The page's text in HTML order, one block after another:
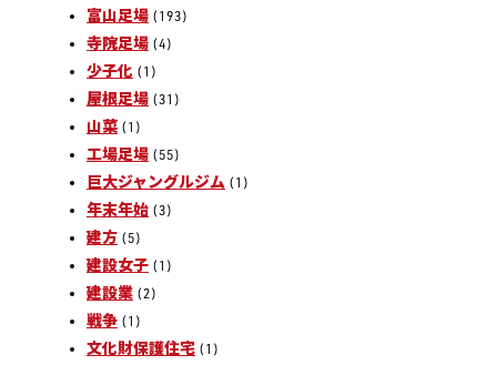
富山足場 (193)
寺院足場 (4)
少子化 (1)
屋根足場 (31)
山菜 (1)
工場足場 (55)
巨大ジャングルジム (1)
年末年始 (3)
建方 (5)
建設女子 (1)
建設業 (2)
戦争 (1)
文化財保護住宅 (1)